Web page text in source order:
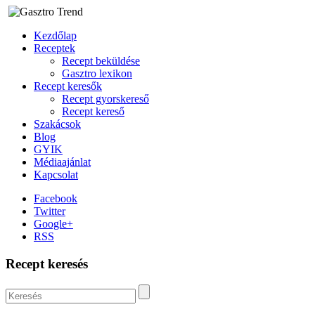
Kezdőlap
Receptek
Recept beküldése
Gasztro lexikon
Recept keresők
Recept gyorskereső
Recept kereső
Szakácsok
Blog
GYIK
Médiaajánlat
Kapcsolat
Facebook
Twitter
Google+
RSS
Recept keresés